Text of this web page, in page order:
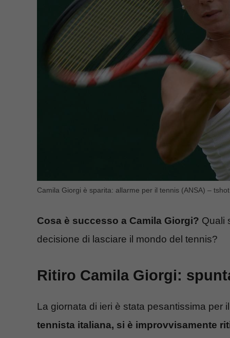
Camila Giorgi è sparita: allarme per il tennis (ANSA) –
Cosa è successo a Camila Giorgi? Quali
decisione di lasciare il mondo del tennis?
Ritiro Camila Giorgi:
La giornata di ieri è stata pesantissima per
tennista italiana, si è improvvisamente